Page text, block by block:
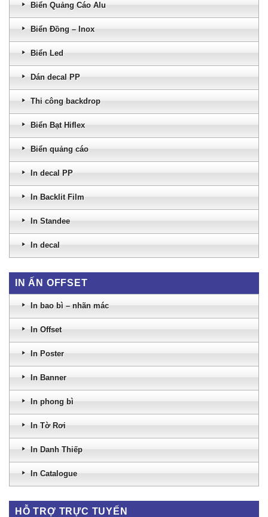
Biển Quảng Cáo Alu
Biển Đồng – Inox
Biển Led
Dán decal PP
Thi công backdrop
Biển Bạt Hiflex
Biển quảng cáo
In decal PP
In Backlit Film
In Standee
In decal
IN ẤN OFFSET
In bao bì – nhãn mác
In Offset
In Poster
In Banner
In phong bì
In Tờ Rơi
In Danh Thiếp
In Catalogue
HỖ TRỢ TRỰC TUYẾN